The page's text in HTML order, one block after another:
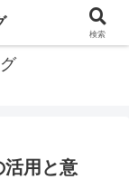
忘録
活用と意
検索